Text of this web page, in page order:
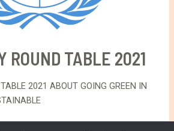
ROUND TABLE 2021
2021 ABOUT GOING GREEN IN